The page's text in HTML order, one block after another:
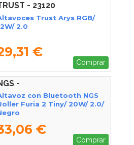
- 23120
Trust Arys RGB/
2.0
€
Comprar
-
con Bluetooth NGS
Furia 2 Tiny/ 20W/ 2.0/
€
Comprar